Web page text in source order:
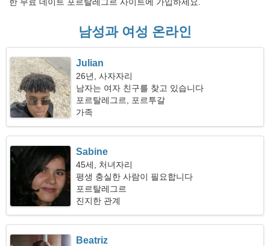
남성과 여성 온라인
Julian
26년, 사자자리
남자는 여자 친구를 찾고 있습니다
포르탈레그르, 포르투갈
가족
Sabine
45세, 처녀자리
평생 충실한 사람이 필요합니다
포르탈레그르
진지한 관계
Beatriz